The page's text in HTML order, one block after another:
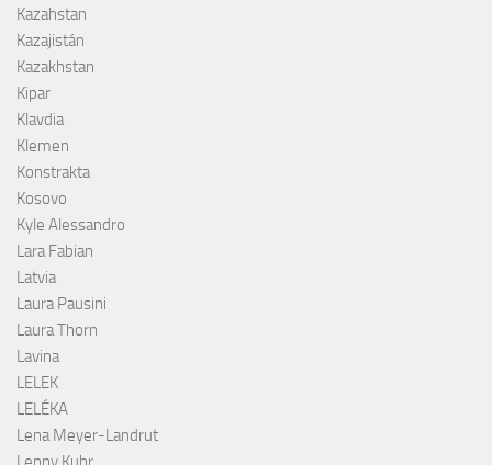
Kazahstan
Kazajistán
Kazakhstan
Kipar
Klavdia
Klemen
Konstrakta
Kosovo
Kyle Alessandro
Lara Fabian
Latvia
Laura Pausini
Laura Thorn
Lavina
LELEK
LELÉKA
Lena Meyer-Landrut